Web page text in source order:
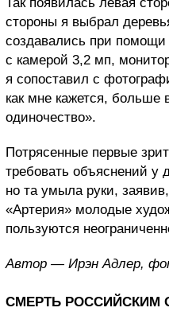
стороны я выбрал
создавались при
с камерой 3,2 мп,
я сопоставил с
как мне кажется, больше
одиночество».
Потрясенные первые
требовать объяснений
но та умыла руки,
«Артерия» молодые
пользуются
Автор — Ирэн Адлер,
СМЕРТЬ РОССИЙСКИМ